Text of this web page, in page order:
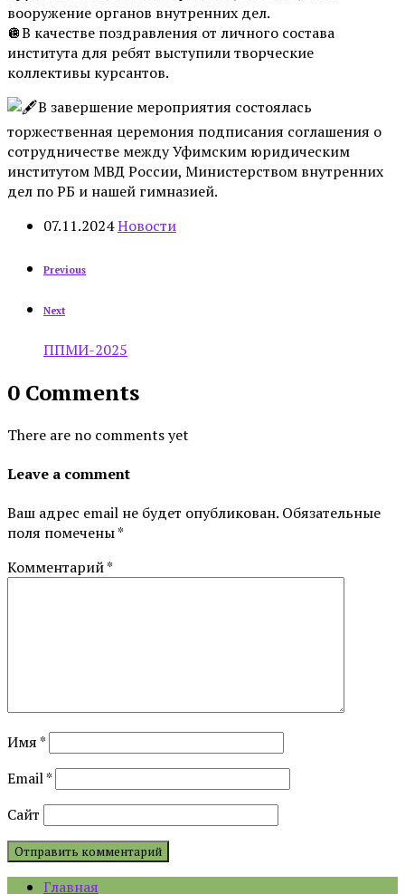
вооружение органов внутренних дел.
🪩В качестве поздравления от личного состава
института для ребят выступили творческие
коллективы курсантов.
В завершение мероприятия состоялась
торжественная церемония подписания соглашения о
сотрудничестве между Уфимским юридическим
институтом МВД России, Министерством внутренних
дел по РБ и нашей гимназией.
07.11.2024Новости
Previous
Next
ППМИ-2025
0 Comments
There are no comments yet
Leave a comment
Ваш адрес email не будет опубликован. Обязательные
поля помечены*
Комментарий*
Имя*
Email*
Сайт
Главная